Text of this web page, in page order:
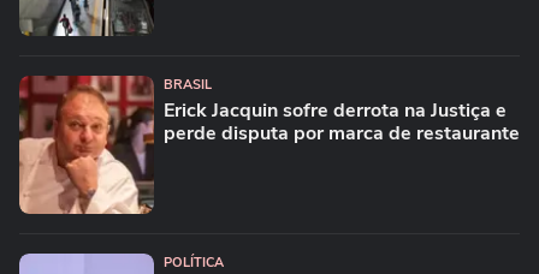
BRASIL
Erick Jacquin sofre derrota na Justiça e
perde disputa por marca de restaurante
POLÍTICA